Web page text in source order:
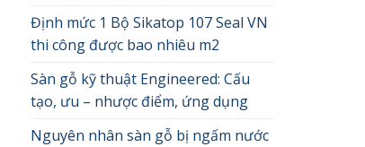
Định mức 1 Bộ Sikatop 107 Seal VN
thi công được bao nhiêu m2
Sàn gỗ kỹ thuật Engineered: Cấu
tạo, ưu – nhược điểm, ứng dụng
Nguyên nhân sàn gỗ bị ngấm nước